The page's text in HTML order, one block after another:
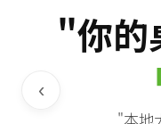
"你的
"本地
‹